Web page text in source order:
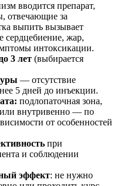
вводится препарат,
отвечающие за
выпить вызывает
жар,
интоксикации.
3 лет (выбирается
— отсутствие
5 дней до инъекции.
подлопаточная зона,
внутривенно — по
от особенностей
при
и соблюдении
эффект: не нужно